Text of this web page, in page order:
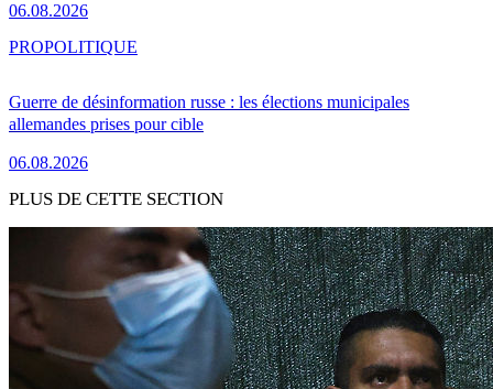
06.08.2026
Guerre de désinformation russe : les élections municipales
allemandes prises pour cible
06.08.2026
PROPOLITIQUE
PLUS DE CETTE SECTION